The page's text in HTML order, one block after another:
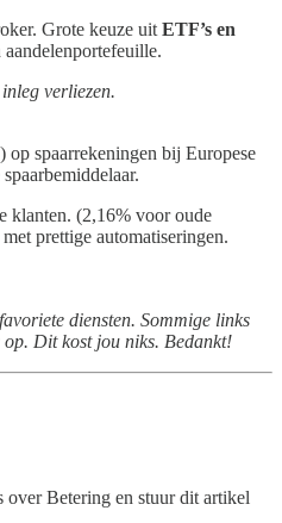
Grote keuze uit ETF’s en
verliezen.
) op spaarrekeningen bij Europese
klanten. (2,16% voor oude
prettige automatiseringen.
diensten. Sommige links
op. Dit kost jou niks. Bedankt!
over Betering en stuur dit artikel